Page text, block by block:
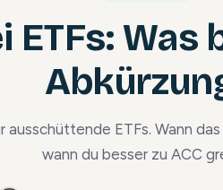
ETFs:
ausschüttende ETFs. Wann
wann du besser zu ACC